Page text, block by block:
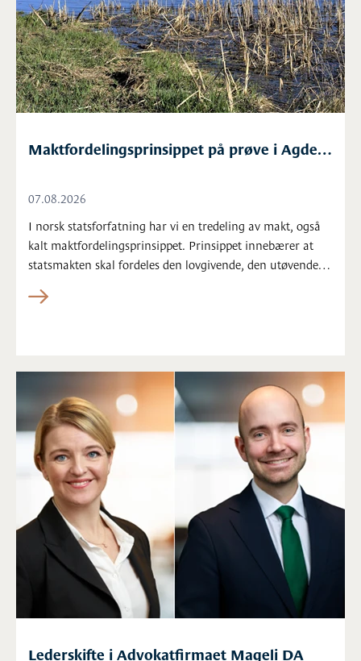
Maktfordelingsprinsippet på prøve i Agders
07.08.2026
I norsk statsforfatning har vi en tredeling av makt, også
kalt maktfordelingsprinsippet. Prinsippet innebærer at
statsmakten skal fordeles den lovgivende, den utøvende
utøve kontroll over hverandre. I Agder har
Lederskifte i Advokatfirmaet Mageli DA